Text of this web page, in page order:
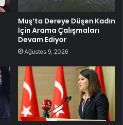
Muş’ta Dereye Düşen Kadın
İçin Arama Çalışmaları
Devam Ediyor
Ağustos 9, 2026